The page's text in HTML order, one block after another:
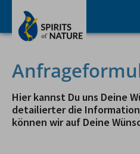
Sommer
Winter
Team & Incentive
Schule & Azubi
Hier kannst Du uns Deine
detailierter die
können wir auf Deine